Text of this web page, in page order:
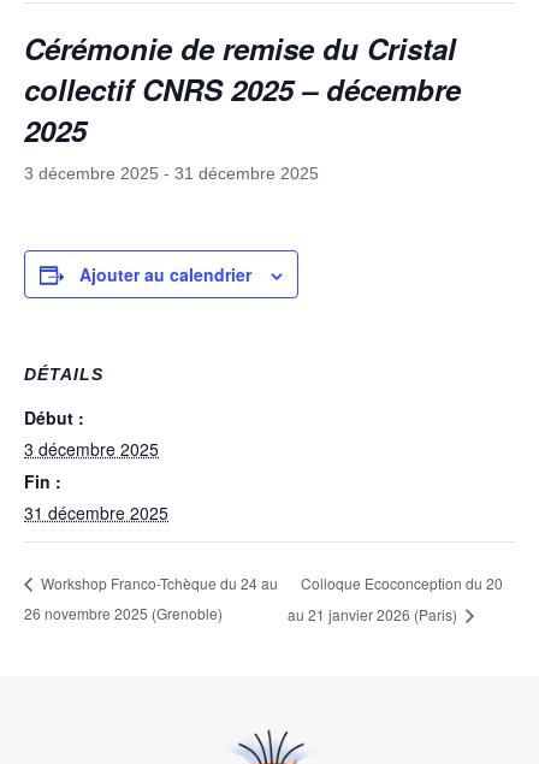
Cérémonie de remise du Cristal
collectif CNRS 2025 – décembre
2025
3 décembre 2025 - 31 décembre 2025
Ajouter au calendrier
DÉTAILS
Début :
3 décembre 2025
Fin :
31 décembre 2025
Workshop Franco-Tchèque du 24 au
26 novembre 2025 (Grenoble)
Colloque Ecoconception du 20
au 21 janvier 2026 (Paris)